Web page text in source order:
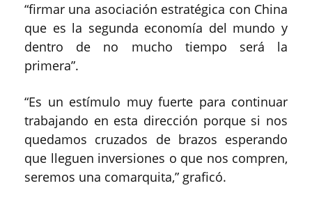
“firmar una asociación estratégica con China
que es la segunda economía del mundo y
dentro de no mucho tiempo será la
primera”.
“Es un estímulo muy fuerte para continuar
trabajando en esta dirección porque si nos
quedamos cruzados de brazos esperando
que lleguen inversiones o que nos compren,
seremos una comarquita,” graficó.